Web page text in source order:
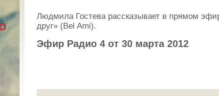
Людмила Гостева рассказывает в прямом
друг» (Bel Ami).
Эфир Радио 4 от 30 марта 2012